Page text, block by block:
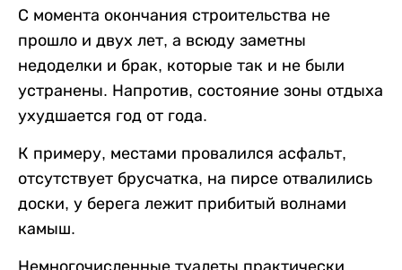
С момента окончания строительства не
прошло и двух лет, а всюду заметны
недоделки и брак, которые так и не были
устранены. Напротив, состояние зоны отдыха
ухудшается год от года.
К примеру, местами провалился асфальт,
отсутствует брусчатка, на пирсе отвалились
доски, у берега лежит прибитый волнами
камыш.
Немногочисленные туалеты практически